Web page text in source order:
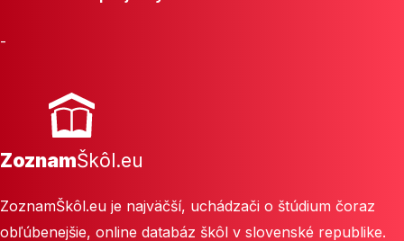
-
ZoznamŠkôl.eu
ZoznamŠkôl.eu je najväčší, uchádzači o štúdium čoraz
obľúbenejšie, online databáz škôl v slovenské republike.